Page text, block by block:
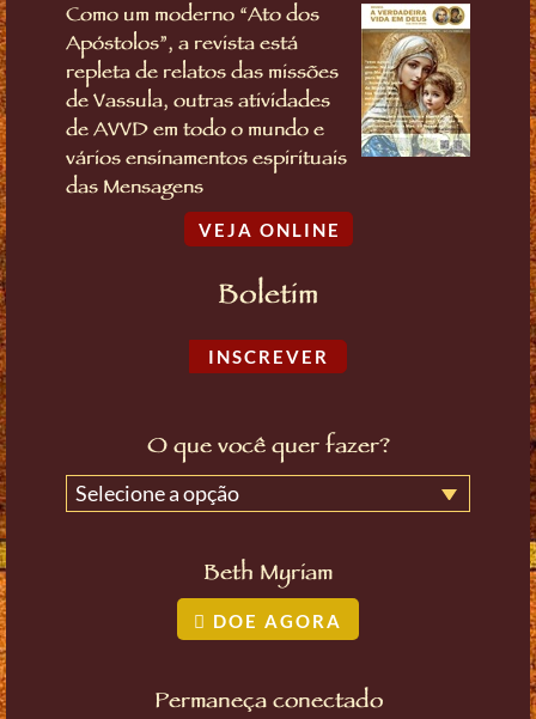
Como um moderno “Ato dos
Apóstolos”, a revista está
repleta de relatos das missões
de Vassula, outras atividades
de AVVD em todo o mundo e
vários ensinamentos espirituais
das Mensagens
VEJA ONLINE
Boletim
INSCREVER
O que você quer fazer?
Selecione a opção
Beth Myriam
DOE AGORA
Permaneça conectado